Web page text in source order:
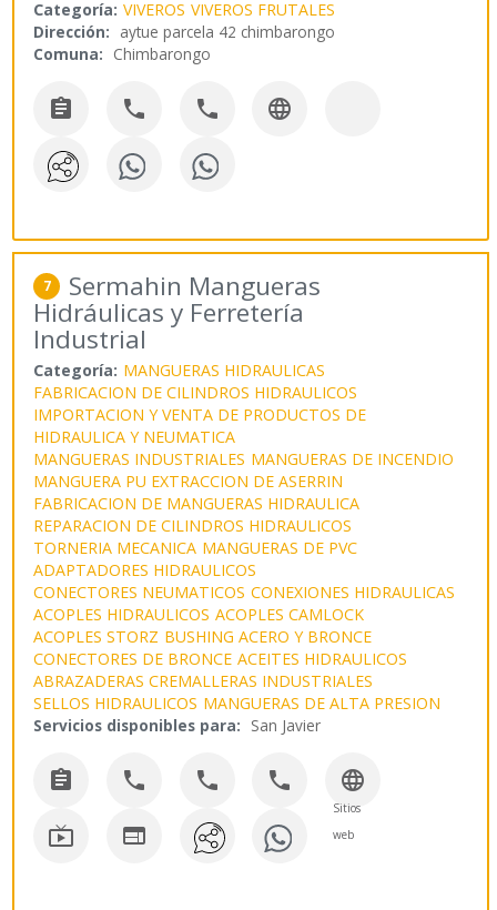
Categoría: VIVEROS VIVEROS FRUTALES
Dirección: aytue parcela 42 chimbarongo
Comuna: Chimbarongo
   
7 Sermahin Mangueras
Hidráulicas y Ferretería
Industrial
Categoría: MANGUERAS HIDRAULICAS
FABRICACION DE CILINDROS HIDRAULICOS
IMPORTACION Y VENTA DE PRODUCTOS DE
HIDRAULICA Y NEUMATICA
MANGUERAS INDUSTRIALES MANGUERAS DE INCENDIO
MANGUERA PU EXTRACCION DE ASERRIN
FABRICACION DE MANGUERAS HIDRAULICA
REPARACION DE CILINDROS HIDRAULICOS
TORNERIA MECANICA MANGUERAS DE PVC
ADAPTADORES HIDRAULICOS
CONECTORES NEUMATICOS CONEXIONES HIDRAULICAS
ACOPLES HIDRAULICOS ACOPLES CAMLOCK
ACOPLES STORZ BUSHING ACERO Y BRONCE
CONECTORES DE BRONCE ACEITES HIDRAULICOS
ABRAZADERAS CREMALLERAS INDUSTRIALES
SELLOS HIDRAULICOS MANGUERAS DE ALTA PRESION
Servicios disponibles para: San Javier
    
Sitios
web
 